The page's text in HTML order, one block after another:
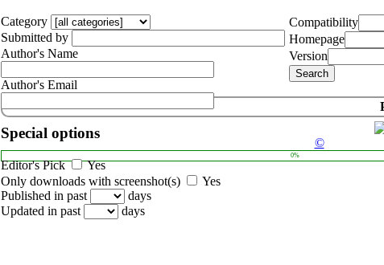
Category
Submitted by
Author's Name
Author's Email
Special options
Editor's Pick
Yes
Only downloads with screenshot(s)
Yes
Published in past
days
Updated in past
days
Compatibility
Homepage
Version
©
0%